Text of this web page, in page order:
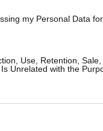
my Personal Data
Use, Retention,
Unrelated with the
για τα
εκδηλώσεις